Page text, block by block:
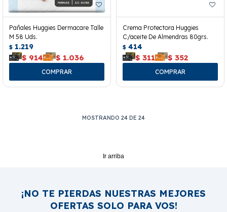
Pañales Huggies Dermacare Talle
M 58 Uds.
$ 1.219
$ 914 $ 1.036
Crema Protectora Huggies
C/aceite De Almendras 80grs.
$ 414
$ 311 $ 352
MOSTRANDO 24 DE 24
Ir arriba
¡NO TE PIERDAS NUESTRAS MEJORES
OFERTAS SOLO PARA VOS!